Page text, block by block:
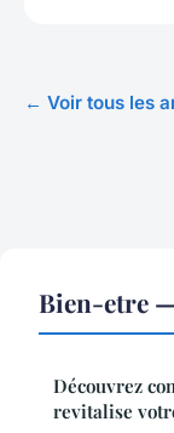
← Voir tous les
Bien-etre
Découvrez
revitalise